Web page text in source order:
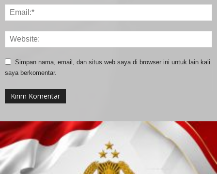
Simpan nama, email, dan situs web saya di browser ini untuk lain kali
saya berkomentar.